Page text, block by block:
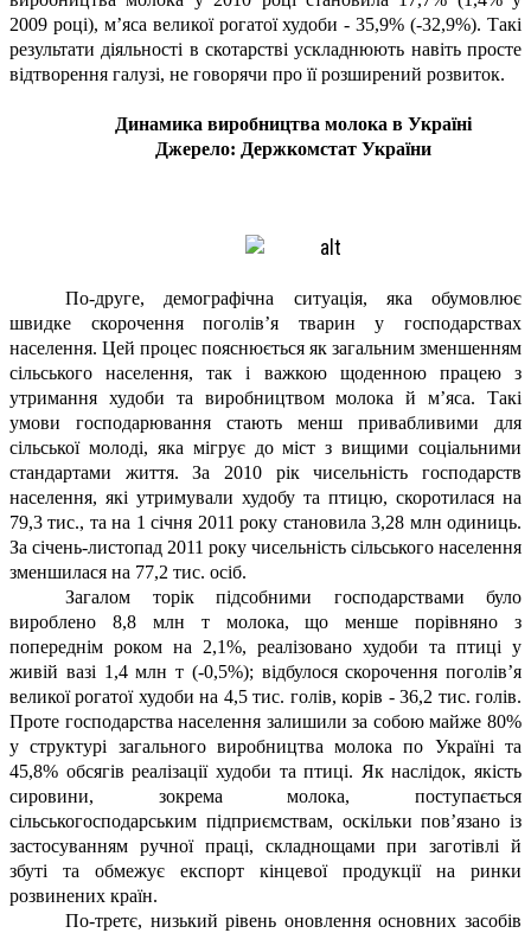
2009 році), м’яса великої рогатої худоби - 35,9% (-32,9%). Такі
результати діяльності в скотарстві ускладнюють навіть просте
відтворення галузі, не говорячи про її розширений розвиток.
Динамика виробництва молока в Україні
Джерело: Держкомстат України
По-друге, демографічна ситуація, яка обумовлює
швидке скорочення поголів’я тварин у господарствах
населення. Цей процес пояснюється як загальним зменшенням
сільського населення, так і важкою щоденною працею з
утримання худоби та виробництвом молока й м’яса. Такі
умови господарювання стають менш привабливими для
сільської молоді, яка мігрує до міст з вищими соціальними
стандартами життя. За 2010 рік чисельність господарств
населення, які утримували худобу та птицю, скоротилася на
79,3 тис., та на 1 січня 2011 року становила 3,28 млн одиниць.
За січень-листопад 2011 року чисельність сільського населення
зменшилася на 77,2 тис. осіб.
Загалом торік підсобними господарствами було
вироблено 8,8 млн т молока, що менше порівняно з
попереднім роком на 2,1%, реалізовано худоби та птиці у
живій вазі 1,4 млн т (-0,5%); відбулося скорочення поголів’я
великої рогатої худоби на 4,5 тис. голів, корів - 36,2 тис. голів.
Проте господарства населення залишили за собою майже 80%
у структурі загального виробництва молока по Україні та
45,8% обсягів реалізації худоби та птиці. Як наслідок, якість
сировини, зокрема молока, поступається
сільськогосподарським підприємствам, оскільки пов’язано із
застосуванням ручної праці, складнощами при заготівлі й
збуті та обмежує експорт кінцевої продукції на ринки
розвинених країн.
По-третє, низький рівень оновлення основних засобів